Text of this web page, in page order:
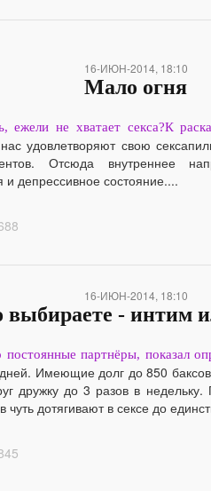
16-ИЮН-2014, 18:10
Мало огня
ежели не хватает секса?К
удовлетворяют свою
Отсюда внутреннее
и депрессивное состояние....
16-ИЮН-2014, 18:10
выбираете - интим
постоянные партнёры, показал
Имеющие долг до 850
дружку до 3 разов в
чуть дотягивают в сексе до